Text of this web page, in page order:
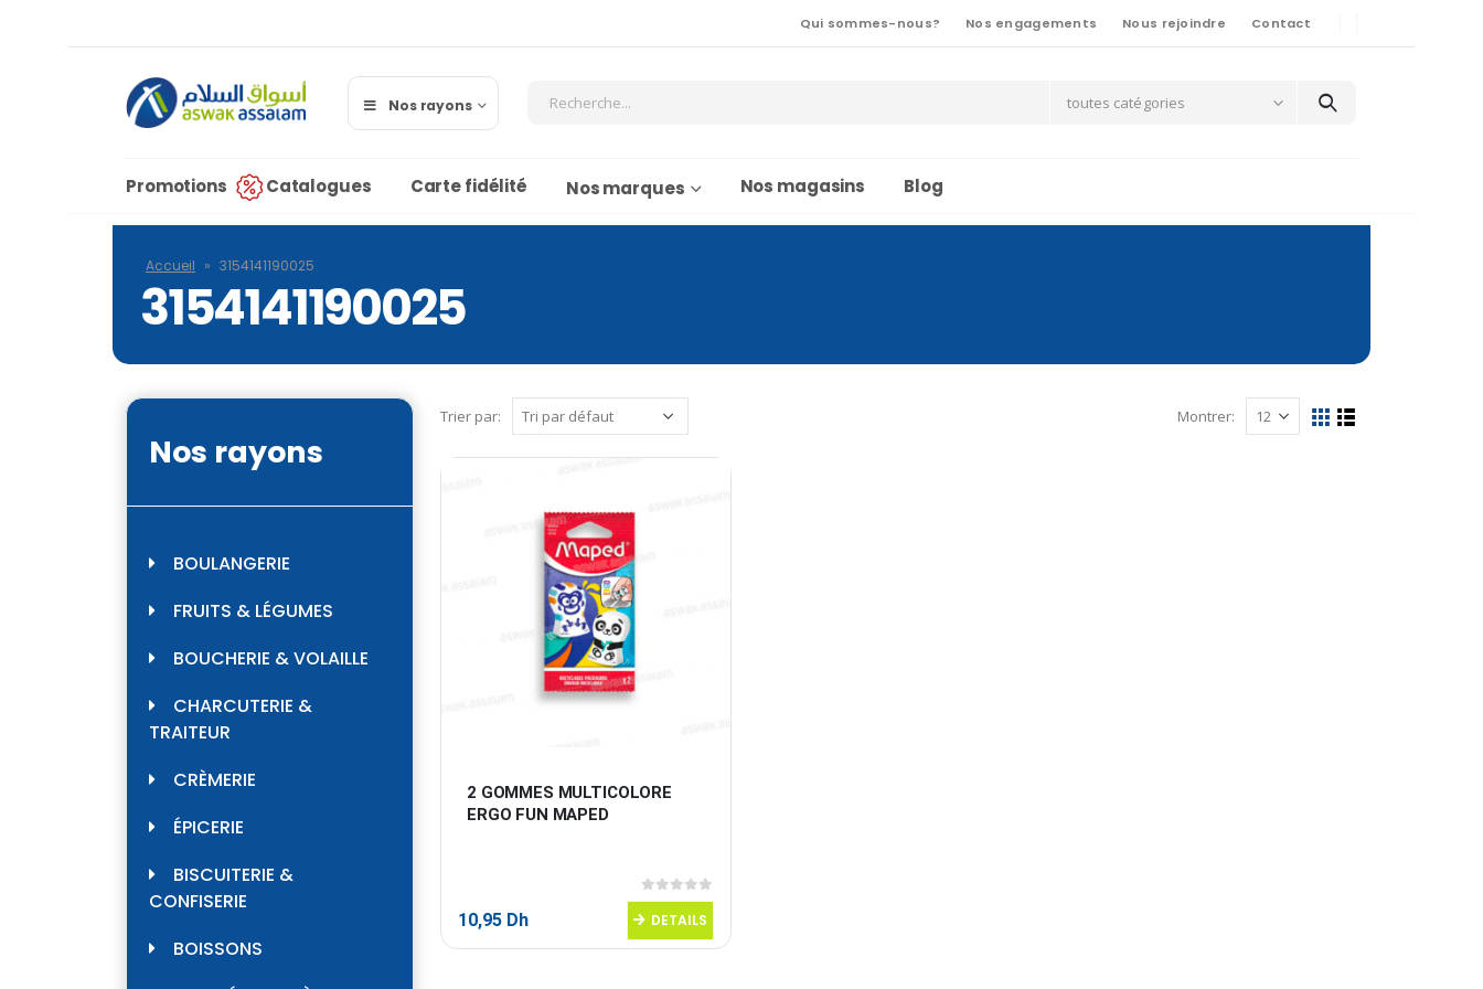
Qui sommes-nous? Nos engagements Nous rejoindre Contact
Nos rayons toutes catégories
Promotions Catalogues Carte fidélité Nos marques Nos magasins Blog
Accueil » 3154141190025
3154141190025
Trier par: Montrer:
2 GOMMES MULTICOLORE
ERGO FUN MAPED
0sur 5
10,95 Dh DETAILS
Nos rayons
BOULANGERIE
FRUITS & LÉGUMES
BOUCHERIE & VOLAILLE
CHARCUTERIE &
TRAITEUR
CRÈMERIE
ÉPICERIE
BISCUITERIE &
CONFISERIE
BOISSONS